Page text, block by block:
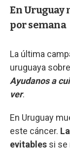
En Uruguay
por semana
La última
uruguaya sobre
Ayudanos a
ver.
En Uruguay
este cáncer.
evitables si se